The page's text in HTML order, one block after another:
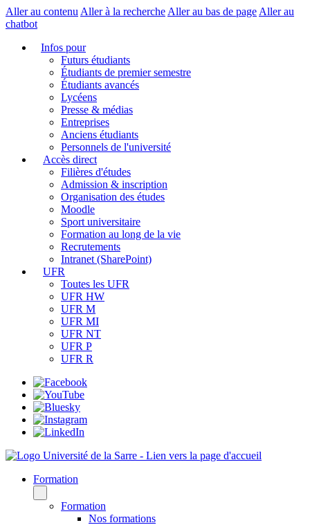
Aller au contenu Aller à la recherche Aller au bas de page Aller au
chatbot
Infos pour
Futurs étudiants
Étudiants de premier semestre
Étudiants avancés
Lycéens
Presse & médias
Entreprises
Anciens étudiants
Personnels de l'université
Accès direct
Filières d'études
Admission & inscription
Organisation des études
Moodle
Sport universitaire
Formation au long de la vie
Recrutements
Intranet (SharePoint)
UFR
Toutes les UFR
UFR HW
UFR M
UFR MI
UFR NT
UFR P
UFR R
Formation
Formation
Nos formations